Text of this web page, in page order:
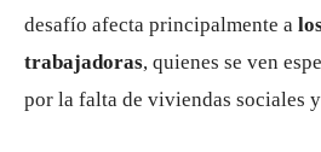
desafío afecta principalmente a
trabajadoras, quienes se ven
por la falta de viviendas sociales